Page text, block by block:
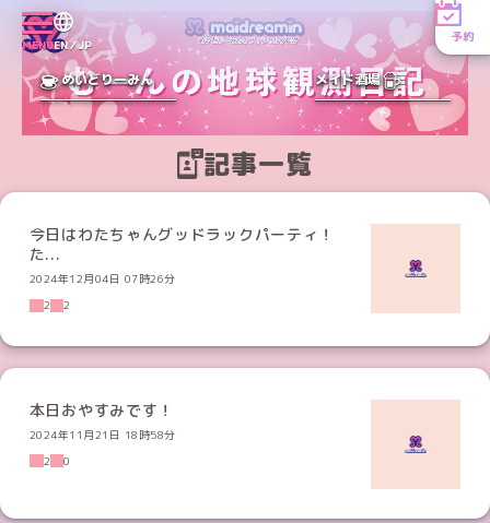
MENUEN／JP
予約
めいどりーみん メイド酒場
記事一覧
今日はわたちゃんグッドラックパーティ！
た...
2024年12月04日 07時26分
2
2
本日おやすみです！
2024年11月21日 18時58分
2
0